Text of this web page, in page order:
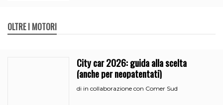
OLTRE I MOTORI
City car 2026: guida alla scelta
(anche per neopatentati)
di in collaborazione con Comer Sud